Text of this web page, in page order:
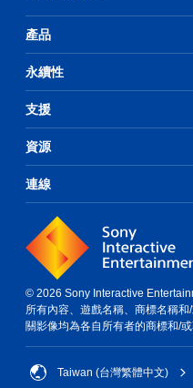
產品
永續性
支援
資源
連線
© 2026 Sony Interactive
所有內容、遊戲名稱、商標名稱
關影像均為各自所有者的商標和/
Taiwan (台灣繁體中文)